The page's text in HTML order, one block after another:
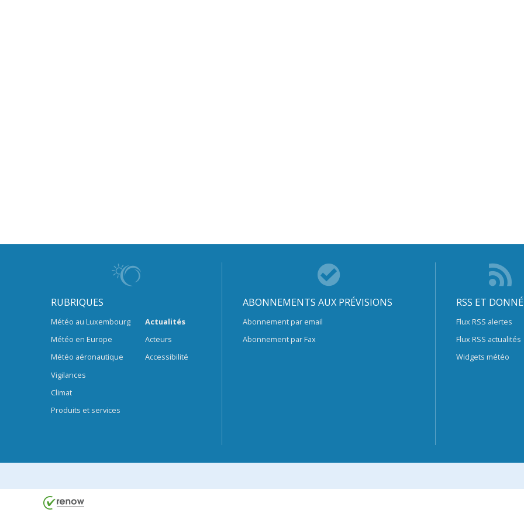
RUBRIQUES
Météo au Luxembourg
Météo en Europe
Météo aéronautique
Vigilances
Climat
Produits et services
Actualités
Acteurs
Accessibilité
ABONNEMENTS AUX PRÉVISIONS
Abonnement par email
Abonnement par Fax
RSS ET
Flux RSS alertes
Flux RSS actualités
Widgets météo